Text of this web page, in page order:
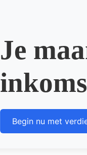
Je
Begin nu met